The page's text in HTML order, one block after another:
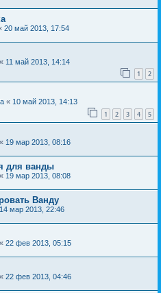
20 май 2013, 17:54
« 11 май 2013, 14:14
1 2
« 10 май 2013, 14:13
1 2 3 4 5
« 19 мар 2013, 08:16
для ванды
« 19 мар 2013, 08:08
Ванду
14 мар 2013, 22:46
« 22 фев 2013, 05:15
« 22 фев 2013, 04:46